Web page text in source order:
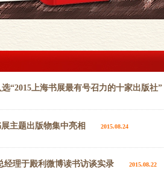
“2015上海书展最有号召力的十家出版社”
主题出版物集中亮相 2015.08.24
经理于殿利微博读书访谈实录 2015.08.22